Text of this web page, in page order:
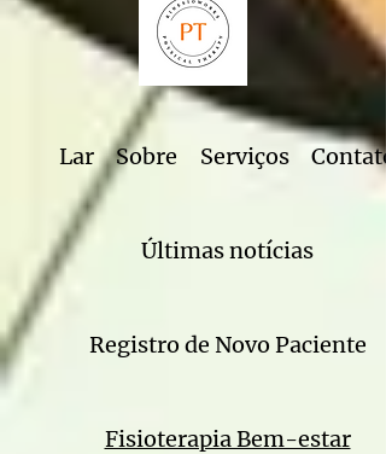
Lar Sobre Serviços Contato
Últimas notícias
Registro de Novo Paciente
Fisioterapia Bem-estar